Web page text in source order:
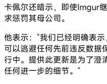
卡佩尔还暗示，即使Imgur
求惩罚其母公司。
他表示：“我们已经明确表
可以逃避任何先前违反数据
行中。提供此更新是为了澄
任何进一步的细节。“